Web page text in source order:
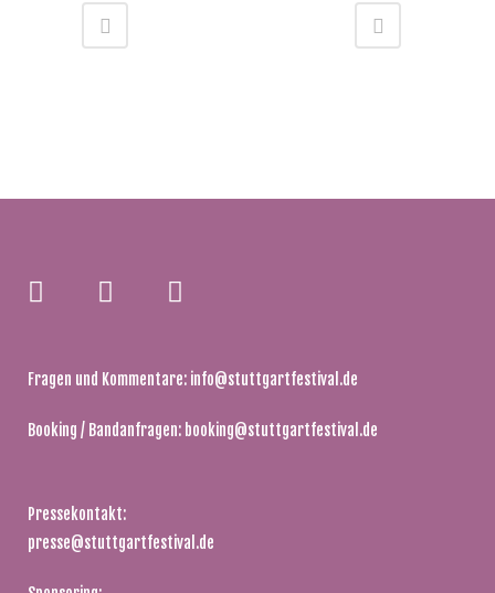
Fragen und Kommentare: info@stuttgartfestival.de
Booking / Bandanfragen: booking@stuttgartfestival.de
Pressekontakt:
presse@stuttgartfestival.de